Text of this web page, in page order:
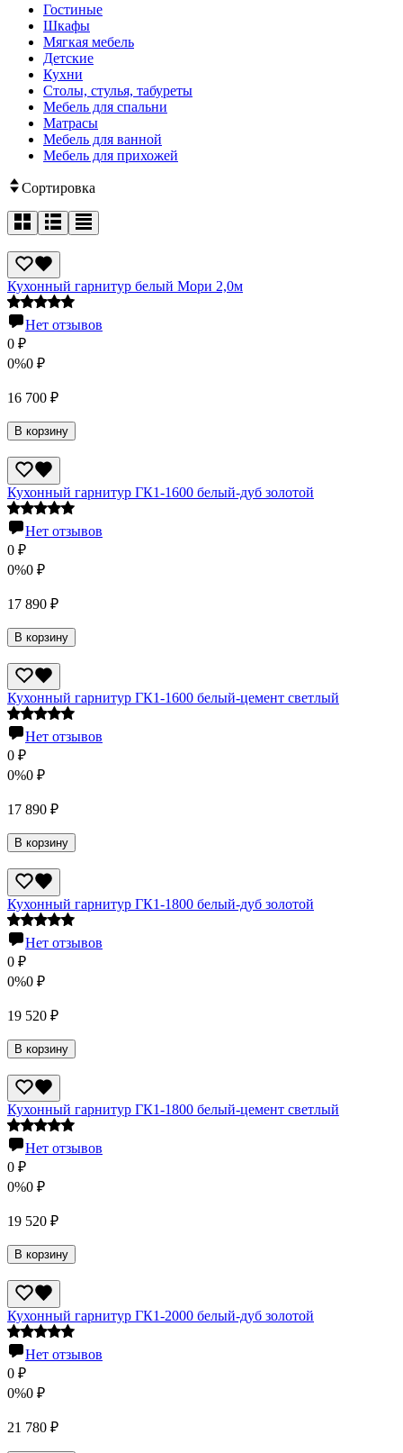
Гостиные
Шкафы
Мягкая мебель
Детские
Кухни
Столы, стулья, табуреты
Мебель для спальни
Матрасы
Мебель для ванной
Мебель для прихожей
Сортировка
Кухонный гарнитур белый Мори 2,0м
Нет отзывов
0 ₽
0%0 ₽
16 700 ₽
В корзину
Кухонный гарнитур ГК1-1600 белый-дуб золотой
Нет отзывов
0 ₽
0%0 ₽
17 890 ₽
В корзину
Кухонный гарнитур ГК1-1600 белый-цемент светлый
Нет отзывов
0 ₽
0%0 ₽
17 890 ₽
В корзину
Кухонный гарнитур ГК1-1800 белый-дуб золотой
Нет отзывов
0 ₽
0%0 ₽
19 520 ₽
В корзину
Кухонный гарнитур ГК1-1800 белый-цемент светлый
Нет отзывов
0 ₽
0%0 ₽
19 520 ₽
В корзину
Кухонный гарнитур ГК1-2000 белый-дуб золотой
Нет отзывов
0 ₽
0%0 ₽
21 780 ₽